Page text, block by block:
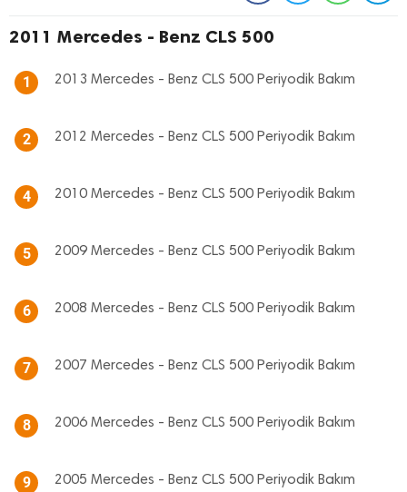
2011 Mercedes - Benz CLS 500
1 2013 Mercedes - Benz CLS 500 Periyodik Bakım
2 2012 Mercedes - Benz CLS 500 Periyodik Bakım
4 2010 Mercedes - Benz CLS 500 Periyodik Bakım
5 2009 Mercedes - Benz CLS 500 Periyodik Bakım
6 2008 Mercedes - Benz CLS 500 Periyodik Bakım
7 2007 Mercedes - Benz CLS 500 Periyodik Bakım
8 2006 Mercedes - Benz CLS 500 Periyodik Bakım
9 2005 Mercedes - Benz CLS 500 Periyodik Bakım